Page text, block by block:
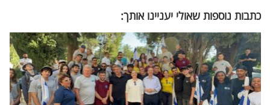
כתבות נוספות שאולי יעניינו אותך: